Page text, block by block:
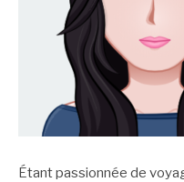
Étant passionnée de